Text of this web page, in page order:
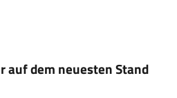
auf dem neuesten Stand